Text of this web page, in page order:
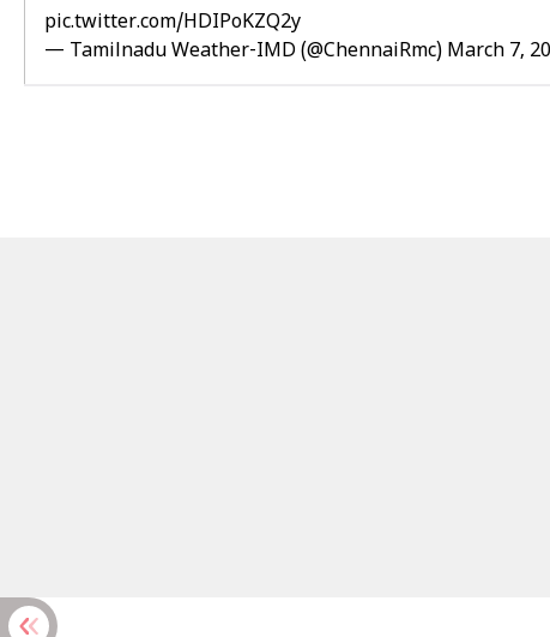
pic.twitter.com/HDIPoKZQ2y
— Tamilnadu Weather-IMD (@ChennaiRmc) March 7,